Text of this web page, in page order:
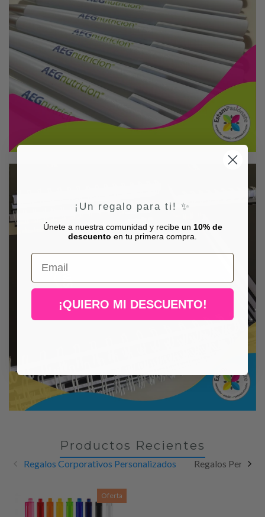
Productos Recientes
Regalos Corporativos Personalizados Regalos
Oferta
¡Un regalo para ti! ✨
Únete a nuestra comunidad y recibe un 10% de
descuento en tu primera compra.
Email
¡QUIERO MI DESCUENTO!